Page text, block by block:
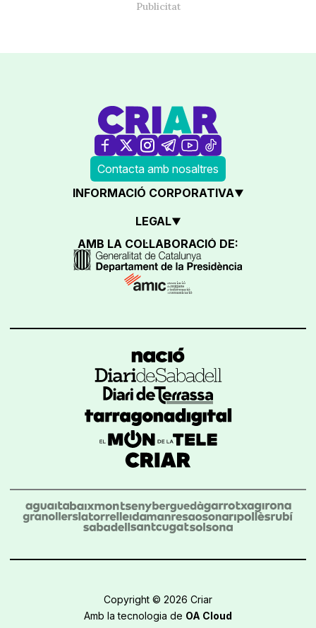
Contacta amb nosaltres
INFORMACIÓ CORPORATIVA
LEGAL
AMB LA COL·LABORACIÓ DE:
Copyright © 2026 Criar
Amb la tecnologia de OA Cloud